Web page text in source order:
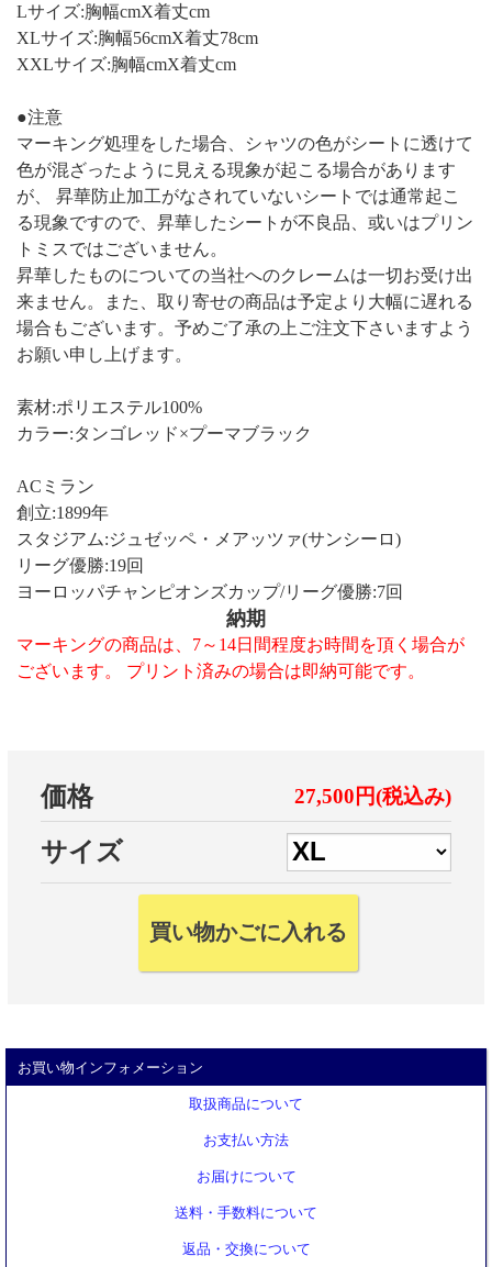
Lサイズ:胸幅cmX着丈cm
XLサイズ:胸幅56cmX着丈78cm
XXLサイズ:胸幅cmX着丈cm
●注意
マーキング処理をした場合、シャツの色がシートに透けて
色が混ざったように見える現象が起こる場合があります
が、 昇華防止加工がなされていないシートでは通常起こ
る現象ですので、昇華したシートが不良品、或いはプリン
トミスではございません。
昇華したものについての当社へのクレームは一切お受け出
来ません。また、取り寄せの商品は予定より大幅に遅れる
場合もございます。予めご了承の上ご注文下さいますよう
お願い申し上げます。
素材:ポリエステル100%
カラー:タンゴレッド×プーマブラック
ACミラン
創立:1899年
スタジアム:ジュゼッペ・メアッツァ(サンシーロ)
リーグ優勝:19回
ヨーロッパチャンピオンズカップ/リーグ優勝:7回
納期
マーキングの商品は、7～14日間程度お時間を頂く場合が
ございます。 プリント済みの場合は即納可能です。
価格 27,500円(税込み)
サイズ
お買い物インフォメーション
取扱商品について
お支払い方法
お届けについて
送料・手数料について
返品・交換について